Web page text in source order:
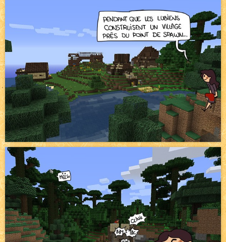
Pique-nique d'été NEW
Avatar, le dessin d'un autre maître NEW
Beyond the cliff (suite) NEW
On retape les miniatures de l'accueil NEW